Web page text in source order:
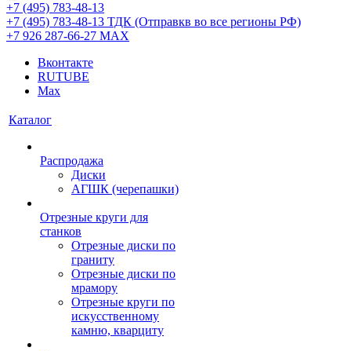
+7 (495) 783-48-13
+7 (495) 783-48-13 ТДК (Отправкв во все регионы РФ)
+7 926 287-66-27 МАХ
Вконтакте
RUTUBE
Max
Каталог
Распродажа
Диски
АГШК (черепашки)
Отрезные круги для
станков
Отрезные диски по
граниту
Отрезные диски по
мрамору
Отрезные круги по
искусственному
камню, кварциту